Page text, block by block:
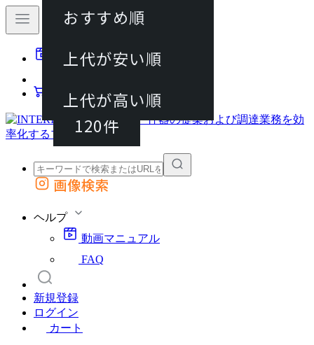
動画マニュアル
カート
外部サイトの商品をカートに追加
画像検索
ヘルプ
動画マニュアル
FAQ
新規登録
ログイン
カート
120件
おすすめ順
上代が安い順
上代が高い順